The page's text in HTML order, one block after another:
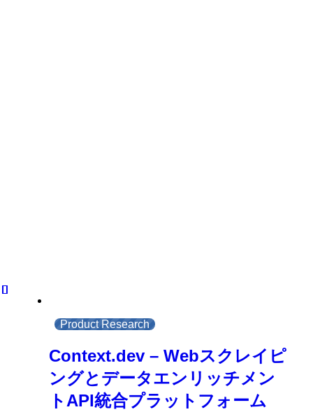
Product Research
Context.dev – Webスクレイピ
ングとデータエンリッチメン
トAPI統合プラットフォーム